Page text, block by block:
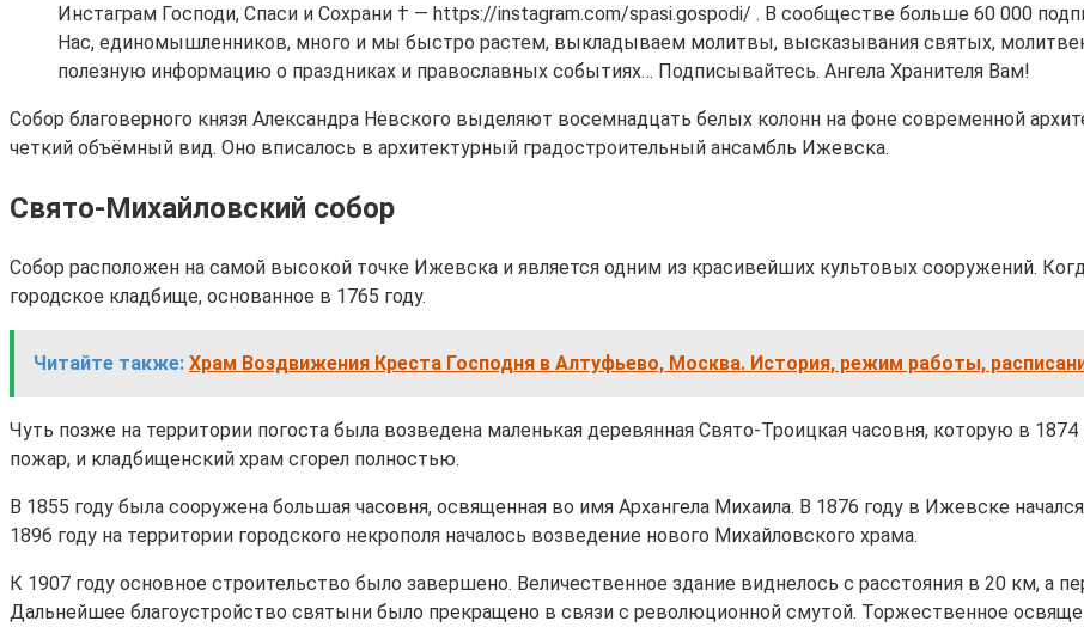
Инстаграм Господи, Спаси и Сохрани † — https://instagram.com/spasi.gospodi/ . В сообществе больше 60 000
Нас, единомышленников, много и мы быстро растем, выкладываем молитвы, высказывания святых,
полезную информацию о праздниках и православных событиях… Подписывайтесь. Ангела Хранителя Вам!
Собор благоверного князя Александра Невского выделяют восемнадцать белых колонн на фоне современной
четкий объёмный вид. Оно вписалось в архитектурный градостроительный ансамбль Ижевска.
Свято-Михайловский собор
Собор расположен на самой высокой точке Ижевска и является одним из красивейших культовых сооружений.
городское кладбище, основанное в 1765 году.
Читайте также: Храм Воздвижения Креста Господня в Алтуфьево, Москва. История, режим работы,
Чуть позже на территории погоста была возведена маленькая деревянная Свято-Троицкая часовня, которую в
пожар, и кладбищенский храм сгорел полностью.
В 1855 году была сооружена большая часовня, освященная во имя Архангела Михаила. В 1876 году в Ижевске
1896 году на территории городского некрополя началось возведение нового Михайловского храма.
К 1907 году основное строительство было завершено. Величественное здание виднелось с расстояния в 20 км, а
Дальнейшее благоустройство святыни было прекращено в связи с революционной смутой. Торжественное